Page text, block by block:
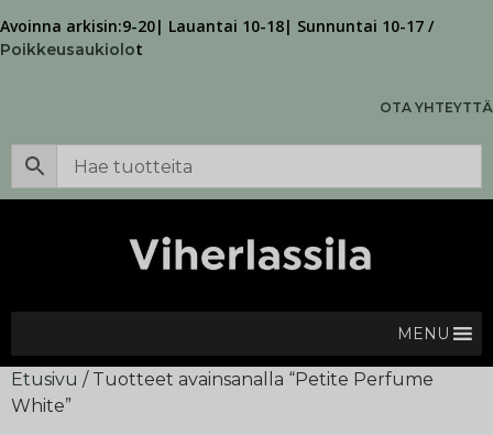
Avoinna arkisin:9-20| Lauantai 10-18| Sunnuntai 10-17 /
Poikkeusaukiolot
OTA YHTEYTTÄ
MENU
Etusivu / Tuotteet avainsanalla “Petite Perfume
White”